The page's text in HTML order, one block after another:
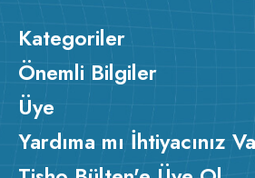
Kategoriler
Önemli Bilgiler
Üye
Yardıma mı İhtiyacınız